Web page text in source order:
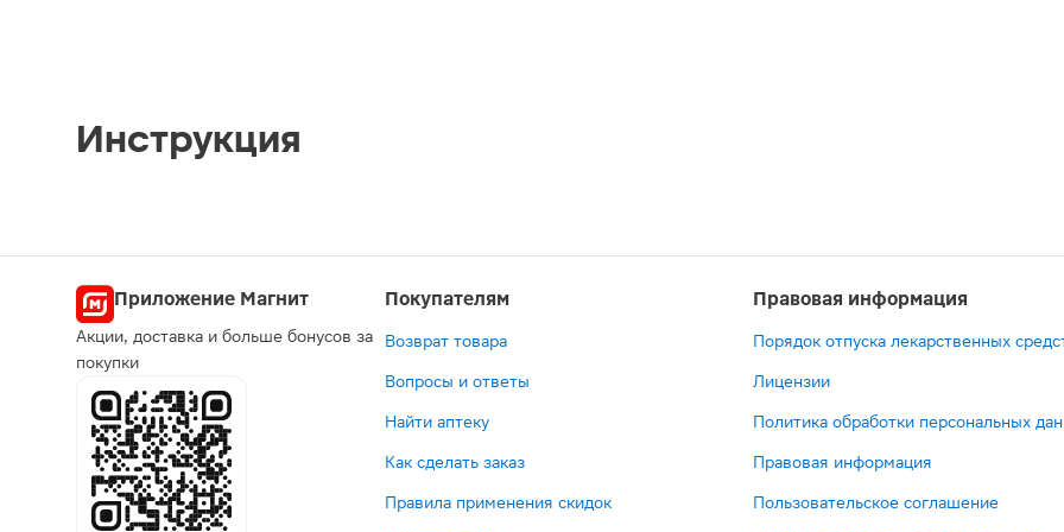
Инструкция
Приложение Магнит
Акции, доставка и больше бонусов за
покупки
Покупателям
Возврат товара
Вопросы и ответы
Найти аптеку
Как сделать заказ
Правила применения скидок
Правовая информация
Порядок отпуска лекарственных
Лицензии
Политика обработки персональных
Правовая информация
Пользовательское соглашение